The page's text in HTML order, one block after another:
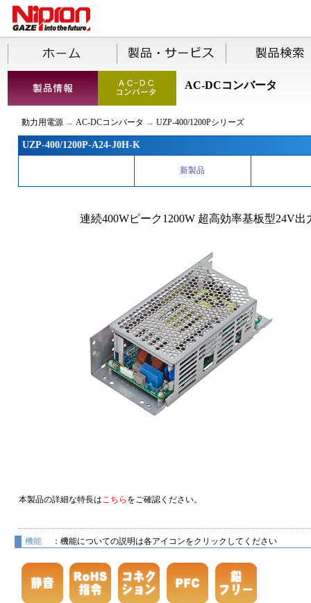
AC-DCコンバータ
動力用電源→ AC-DCコンバータ → UZP-400/1200Pシリーズ
UZP-400/1200P-A24-J0H-K
新製品
連続400Wピーク1200W 超高効率基板型24V
本製品の詳細な特長はこちら をご確認ください。
機能 ：機能についての説明は各アイコンをクリックしてください